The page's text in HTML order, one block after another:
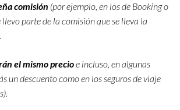
comisión (por ejemplo, en los de Booking o
parte de la comisión que se lleva la
el mismo precioe incluso, en algunas
un descuento como en los seguros de viaje